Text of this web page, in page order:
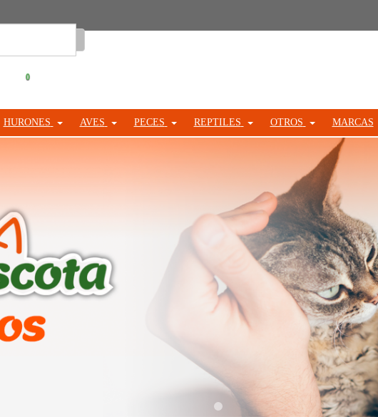
0
HURONES AVES PECES REPTILES OTROS MARCAS